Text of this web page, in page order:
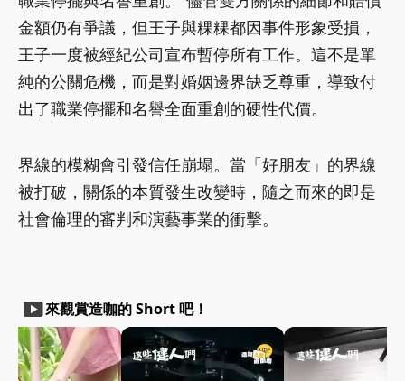
金額仍有爭議，但王子與粿粿都因事件形象受損，
王子一度被經紀公司宣布暫停所有工作。這不是單
純的公關危機，而是對婚姻邊界缺乏尊重，導致付
出了職業停擺和名譽全面重創的硬性代價。
界線的模糊會引發信任崩塌。當「好朋友」的界線
被打破，關係的本質發生改變時，隨之而來的即是
社會倫理的審判和演藝事業的衝擊。
smart_display來觀賞造咖的 Short 吧！